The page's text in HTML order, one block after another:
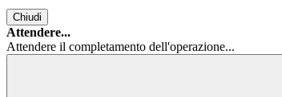
Chiudi
Attendere...
Attendere il completamento dell'operazione...